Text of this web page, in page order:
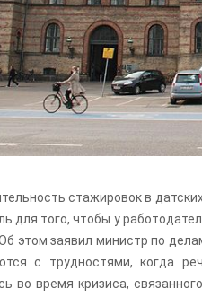
стажировок в
для того, чтобы у
этом заявил министр по
с трудностями, когда
во время кризиса,